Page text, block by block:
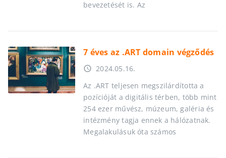
bevezetését is. Az
7 éves az .ART domain végződés
access_time 2024.05.16.
Az .ART teljesen megszilárdította a
pozícióját a digitális térben, több mint
254 ezer művész, múzeum, galéria és
intézmény tagja ennek a hálózatnak.
Megalakulásuk óta számos